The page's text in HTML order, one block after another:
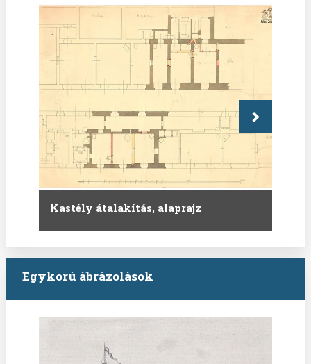
Kastély átalakítás, alaprajz
Következő
Egykorú ábrázolások